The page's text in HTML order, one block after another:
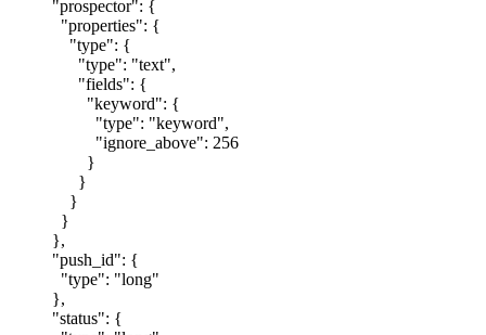
"prospector": {
"properties": {
"type": {
"type": "text",
"fields": {
"keyword": {
"type": "keyword",
"ignore_above": 256
}
}
}
}
},
"push_id": {
"type": "long"
},
"status": {